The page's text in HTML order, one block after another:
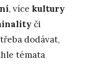
, více kultury
či
dodávat,
témata